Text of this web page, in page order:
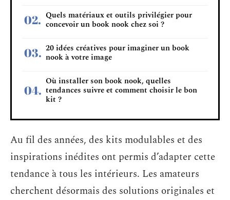
Quels matériaux et outils privilégier pour
concevoir un book nook chez soi ?
20 idées créatives pour imaginer un book
nook à votre image
Où installer son book nook, quelles
tendances suivre et comment choisir le bon
kit ?
Au fil des années, des kits modulables et des
inspirations inédites ont permis d’adapter cette
tendance à tous les intérieurs. Les amateurs
cherchent désormais des solutions originales et